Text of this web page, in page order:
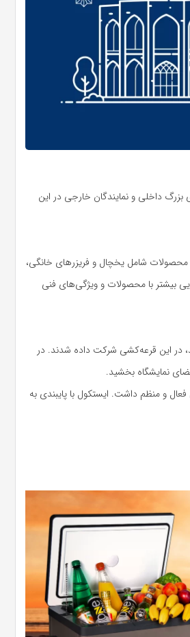
بزرگ داخلی و نمایندگان خارجی در این
محصولات شامل یخچال و فریزرهای خانگی،
بیشتر با محصولات و ویژگی‌های فنی
در این قرعه‌کشی شرکت داده شدند. در
نمایشگاه بخشید.
و منظم داشت. ایستکول با پایبندی به